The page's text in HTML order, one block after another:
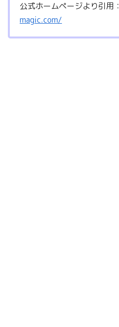
公式ホームページより引用：
magic.com/